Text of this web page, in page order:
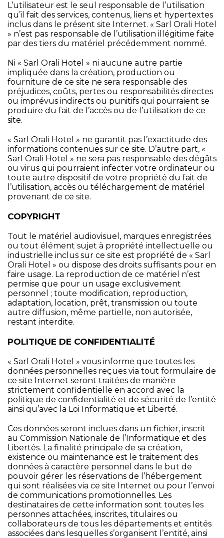
L’utilisateur est le seul responsable de l’utilisation
qu’il fait des services, contenus, liens et hypertextes
inclus dans le présent site Internet. « Sarl Orali Hotel
» n’est pas responsable de l’utilisation illégitime faite
par des tiers du matériel précédemment nommé.
Ni « Sarl Orali Hotel » ni aucune autre partie
impliquée dans la création, production ou
fourniture de ce site ne sera responsable des
préjudices, coûts, pertes ou responsabilités directes
ou imprévus indirects ou punitifs qui pourraient se
produire du fait de l’accès ou de l’utilisation de ce
site.
« Sarl Orali Hotel » ne garantit pas l’exactitude des
informations contenues sur ce site. D’autre part, «
Sarl Orali Hotel » ne sera pas responsable des dégâts
ou virus qui pourraient infecter votre ordinateur ou
toute autre dispositif de votre propriété du fait de
l’utilisation, accès ou téléchargement de matériel
provenant de ce site.
COPYRIGHT
Tout le matériel audiovisuel, marques enregistrées
ou tout élément sujet à propriété intellectuelle ou
industrielle inclus sur ce site est propriété de « Sarl
Orali Hotel » ou dispose des droits suffisants pour en
faire usage. La reproduction de ce matériel n’est
permise que pour un usage exclusivement
personnel ; toute modification, reproduction,
adaptation, location, prêt, transmission ou toute
autre diffusion, même partielle, non autorisée,
restant interdite.
POLITIQUE DE CONFIDENTIALITÉ
« Sarl Orali Hotel » vous informe que toutes les
données personnelles reçues via tout formulaire de
ce site Internet seront traitées de manière
strictement confidentielle en accord avec la
politique de confidentialité et de sécurité de l’entité
ainsi qu’avec la Loi Informatique et Liberté.
Ces données seront inclues dans un fichier, inscrit
au Commission Nationale de l’Informatique et des
Libertés. La finalité principale de sa création,
existence ou maintenance est le traitement des
données à caractère personnel dans le but de
pouvoir gérer les réservations de l’hébergement
qui sont réalisées via ce site Internet ou pour l’envoi
de communications promotionnelles. Les
destinataires de cette information sont toutes les
personnes attachées, inscrites, titulaires ou
collaborateurs de tous les départements et entités
associées dans lesquelles s’organisent l’entité, ainsi